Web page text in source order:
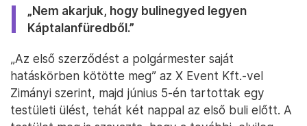
„Nem akarjuk, hogy bulinegyed legyen
Káptalanfüredből.”
„Az első szerződést a polgármester saját
hatáskörben kötötte meg” az X Event Kft.-vel
Zimányi szerint, majd június 5-én tartottak egy
testületi ülést, tehát két nappal az első buli előtt. A